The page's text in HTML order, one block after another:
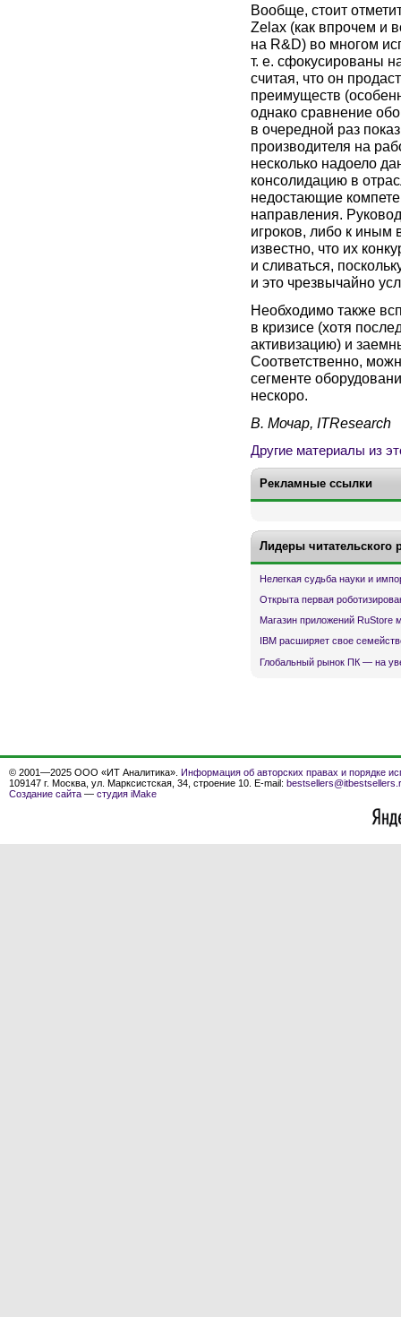
Вообще, стоит
Zelax (как впрочем и
на R&D) во многом
т. е. сфокусированы
считая, что он
преимуществ
однако сравнение
в очередной раз
производителя на
несколько надоело
консолидацию в
недостающие
направления.
игроков, либо к иным
известно, что их
и сливаться,
и это чрезвычайно
Необходимо также
в кризисе (хотя
активизацию) и
Соответственно,
сегменте
нескоро.
В. Мочар, ITResearch
Другие материалы из
Рекламные ссылки
Лидеры читательского
Нелегкая судьба науки и
Открыта первая
Магазин приложений RuStore
IBM расширяет свое
Глобальный рынок ПК — на
© 2001—2025 ООО «ИТ Аналитика». Информация об авторских правах и порядке
109147 г. Москва, ул. Марксистская, 34, строение 10. E-mail:
Создание сайта — студия iMake